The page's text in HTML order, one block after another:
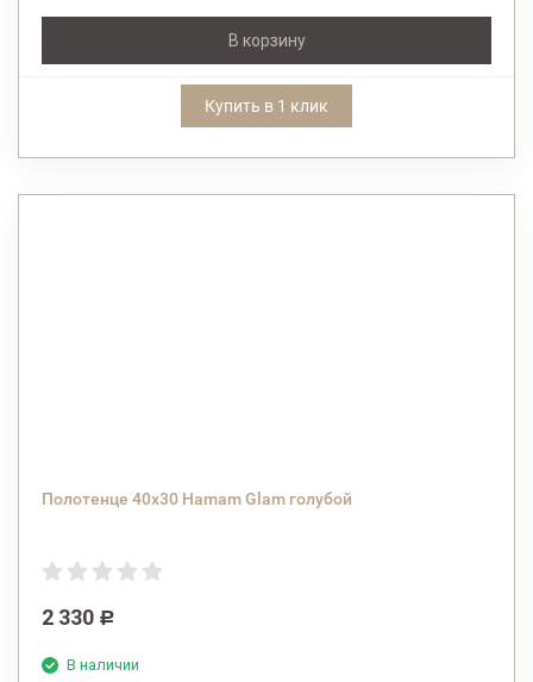
В корзину
Купить в 1 клик
Полотенце 40х30 Hamam Glam голубой
2 330 Р
В наличии